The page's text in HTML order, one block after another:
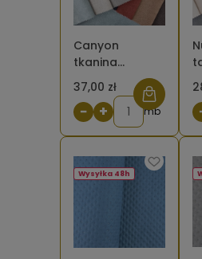
Canyon
tkanina
tapicerska
37,00 zł
− + mb
Wysyłka 48h